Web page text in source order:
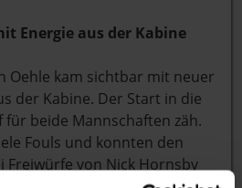
Energie aus der Kabine
Oehle kam sichtbar mit neuer
der Kabine. Der Start in die
für beide Mannschaften zäh.
Fouls und konnten den
Freiwürfe von Nick Hornsby